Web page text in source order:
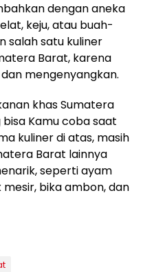
dengan aneka
keju, atau buah-
salah satu kuliner
Barat, karena
mengenyangkan.
khas Sumatera
Kamu coba saat
kuliner di atas, masih
Barat lainnya
seperti ayam
bika ambon, dan